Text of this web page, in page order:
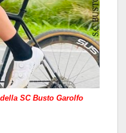
SC Busto Garolfo